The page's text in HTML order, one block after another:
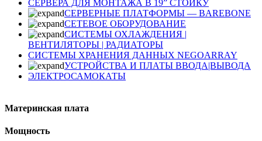
СЕРВЕРА ДЛЯ МОНТАЖА В 19” СТОЙКУ
СЕРВЕРНЫЕ ПЛАТФОРМЫ — BAREBONE
СЕТЕВОЕ ОБОРУДОВАНИЕ
СИСТЕМЫ ОХЛАЖДЕНИЯ |
ВЕНТИЛЯТОРЫ | РАДИАТОРЫ
СИСТЕМЫ ХРАНЕНИЯ ДАННЫХ NEGOARRAY
УСТРОЙСТВА И ПЛАТЫ ВВОДА|ВЫВОДА
ЭЛЕКТРОСАМОКАТЫ
Материнская плата
Мощность